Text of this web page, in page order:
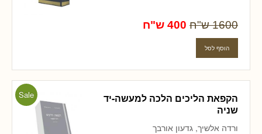
1600 ש"ח 400 ש"ח
Sale
הקפאת הליכים הלכה למעשה-יד
שניה
ורדה אלשיך, גדעון אורבך